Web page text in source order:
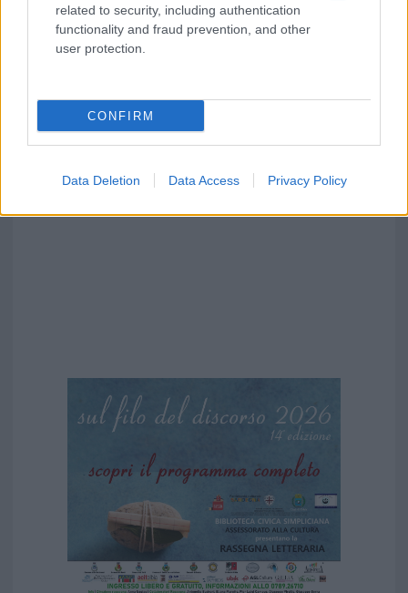
related to security, including authentication
functionality and fraud prevention, and other
user protection.
CONFIRM
Data Deletion Data Access Privacy Policy